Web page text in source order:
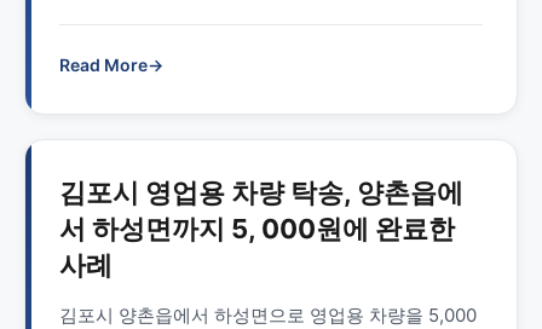
Read More→
김포시 영업용 차량 탁송, 양촌읍에
서 하성면까지 5, 000원에 완료한
사례
김포시 양촌읍에서 하성면으로 영업용 차량을 5,000